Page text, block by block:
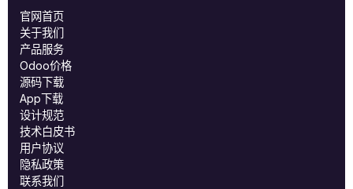
官网首页
关于我们
产品服务
Odoo价格
源码下载
App下载
设计规范
技术白皮书
用户协议
‎隐私政策‎
联系我们